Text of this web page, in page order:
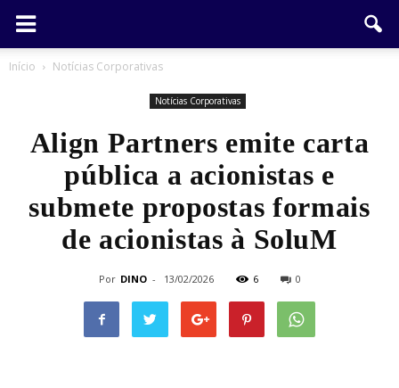
Início Notícias Corporativas
Notícias Corporativas
Align Partners emite carta
pública a acionistas e
submete propostas formais
de acionistas à SoluM
Por DINO - 13/02/2026 6 0